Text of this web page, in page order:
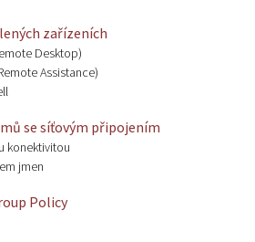
zařízeních
Desktop)
Assistance)
se síťovým připojením
konektivitou
jmen
Policy